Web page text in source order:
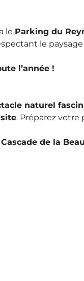
le Parking du
le
l’année !
naturel
. Préparez votre
de la